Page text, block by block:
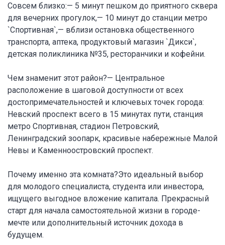
Совсем близко:— 5 минут пешком до приятного сквера
для вечерних прогулок,— 10 минут до станции метро
`Спортивная`,— вблизи остановка общественного
транспорта, аптека, продуктовый магазин `Дикси`,
детская поликлиника №35, ресторанчики и кофейни.
Чем знаменит этот район?— Центральное
расположение в шаговой доступности от всех
достопримечательностей и ключевых точек города:
Невский проспект всего в 15 минутах пути, станция
метро Спортивная, стадион Петровский,
Ленинградский зоопарк, красивые набережные Малой
Невы и Каменноостровский проспект.
Почему именно эта комната?Это идеальный выбор
для молодого специалиста, студента или инвестора,
ищущего выгодное вложение капитала. Прекрасный
старт для начала самостоятельной жизни в городе-
мечте или дополнительный источник дохода в
будущем.